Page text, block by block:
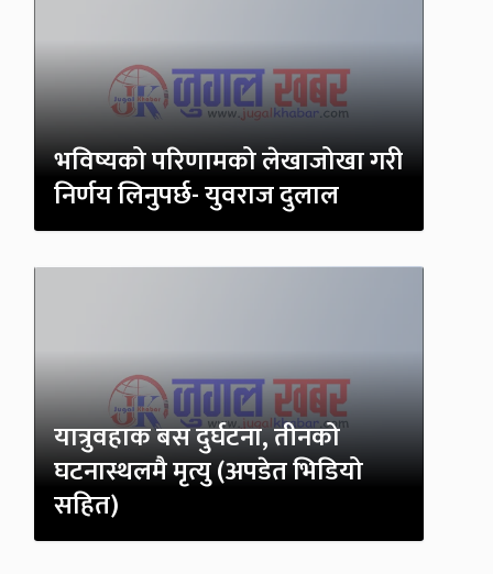
भविष्यको परिणामको लेखाजोखा गरी
निर्णय लिनुपर्छ- युवराज दुलाल
यात्रुवहाक बस दुर्घटना, तीनको
घटनास्थलमै मृत्यु (अपडेत भिडियो
सहित)